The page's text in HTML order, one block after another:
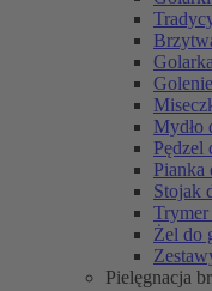
Mydło
Pędzel
Pianka
Stojak
Żel do
Pielęgnacja